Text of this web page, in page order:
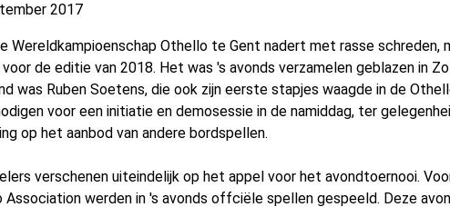
2017
Wereldkampioenschap Othello te Gent nadert met rasse schreden,
de editie van 2018. Het was 's avonds verzamelen geblazen in
was Ruben Soetens, die ook zijn eerste stapjes waagde in de
voor een initiatie en demosessie in de namiddag, ter
op het aanbod van andere bordspellen.
verschenen uiteindelijk op het appel voor het avondtoernooi.
Association werden in 's avonds offciële spellen gespeeld. Deze